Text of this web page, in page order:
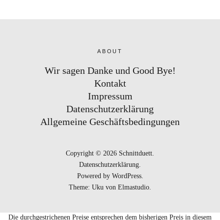
ABOUT
Wir sagen Danke und Good Bye!
Kontakt
Impressum
Datenschutzerklärung
Allgemeine Geschäftsbedingungen
Copyright © 2026 Schnittduett
Datenschutzerklärung
Powered by WordPress
Theme: Uku von Elmastudio
Die durchgestrichenen Preise entsprechen dem bisherigen Preis in diesem